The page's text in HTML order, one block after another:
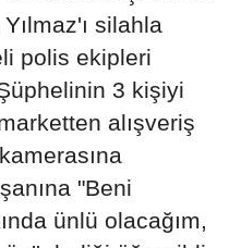
silahla
polis ekipleri
3 kişiyi
alışveriş
"Beni
ünlü olacağım,